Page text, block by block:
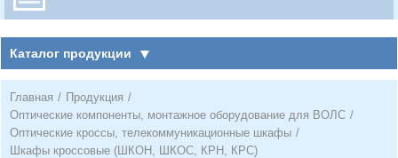
Каталог продукции
Главная / Продукция /
Оптические компоненты, монтажное оборудование для ВОЛС /
Оптические кроссы, телекоммуникационные шкафы /
Шкафы кроссовые (ШКОН, ШКОС, КРН, КРС)